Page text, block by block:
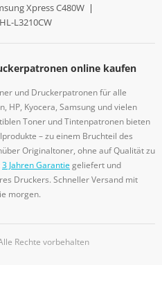
Xpress C480W |
L3210CW
online kaufen
und Druckerpatronen für alle
HP, Kyocera, Samsung und vielen
Toner und Tintenpatronen bieten
– zu einem Bruchteil des
Originaltoner, ohne auf Qualität zu
3 Jahren Garantiegeliefert und
Druckers. Schneller Versand mit
morgen.
Rechte vorbehalten